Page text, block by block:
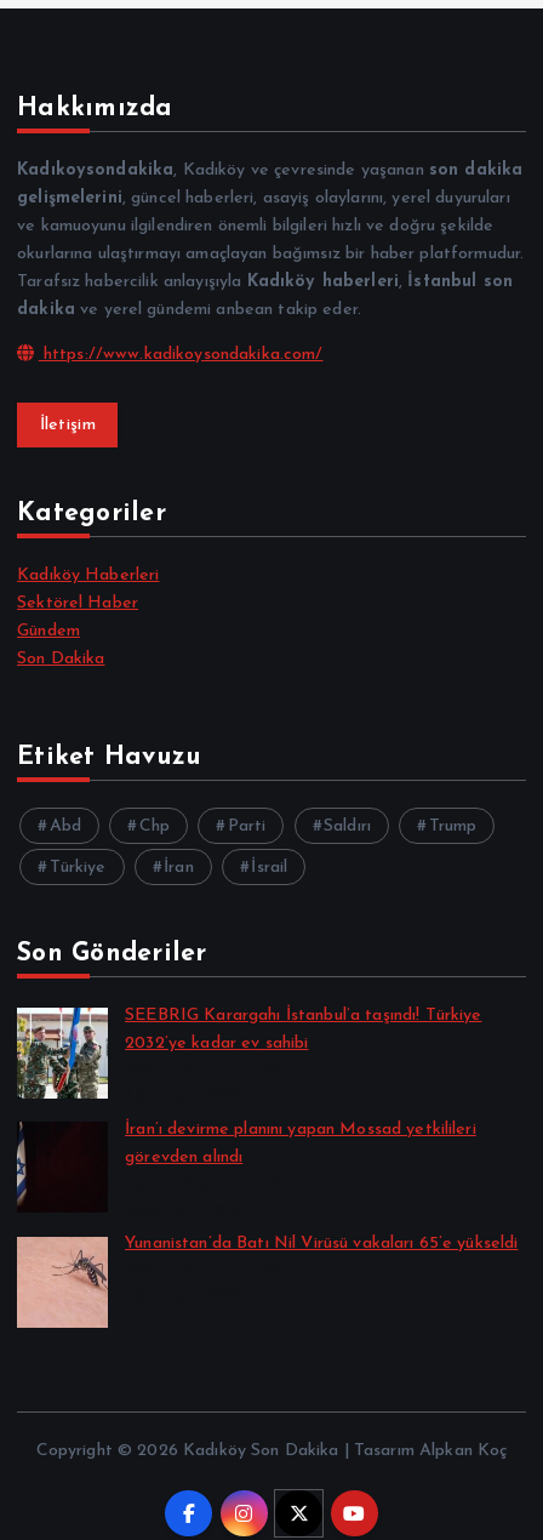
Hakkımızda
Kadıkoysondakika, Kadıköy ve çevresinde yaşanan son dakika
gelişmelerini, güncel haberleri, asayiş olaylarını, yerel duyuruları
ve kamuoyunu ilgilendiren önemli bilgileri hızlı ve doğru şekilde
okurlarına ulaştırmayı amaçlayan bağımsız bir haber platformudur.
Tarafsız habercilik anlayışıyla Kadıköy haberleri,
İstanbul son
dakika ve yerel gündemi anbean takip eder.
https://www.kadikoysondakika.com/
İletişim
Kategoriler
Kadıköy Haberleri
Sektörel Haber
Gündem
Son Dakika
Etiket Havuzu
Abd Chp Parti Saldırı Trump
Türkiye İran İsrail
Son Gönderiler
SEEBRIG Karargahı İstanbul’a taşındı! Türkiye
2032’ye kadar ev sahibi
İran’ı devirme planını yapan Mossad yetkilileri
görevden alındı
Yunanistan’da Batı Nil Virüsü vakaları 65’e yükseldi
Copyright © 2026 Kadıköy Son Dakika | Tasarım Alpkan Koç